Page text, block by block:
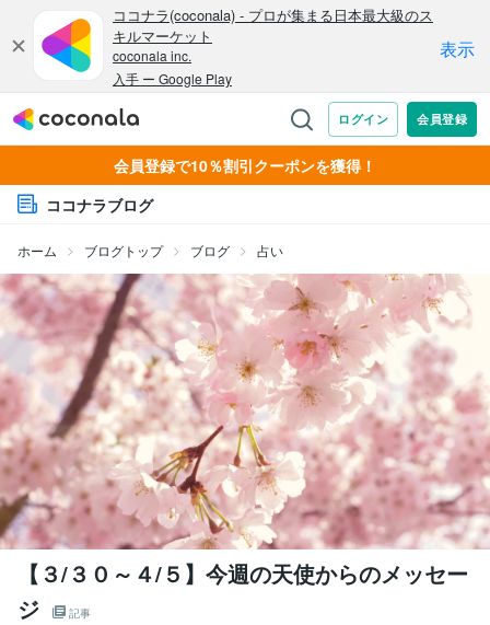
会員登録で10％割引クーポンを獲得！
ココナラブログ
ホーム ブログトップ ブログ 占い
【３/３０～４/５】今週の天使からのメッセー
ジ
記事